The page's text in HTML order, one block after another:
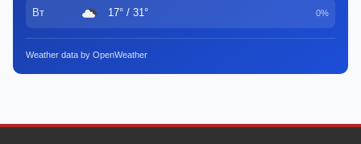
Вт 17° / 31° 0%
Weather data by OpenWeather